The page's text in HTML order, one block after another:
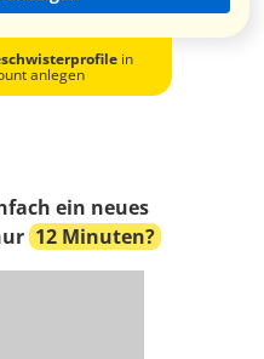
in
anlegen
ein neues
12 Minuten?